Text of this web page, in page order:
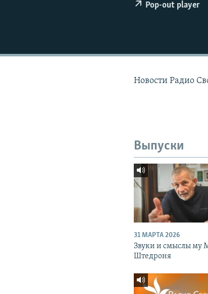
Pop-out player
Новости Радио
Выпуски
31 МАРТА 2026
Звуки и смыслы му
Штедроня